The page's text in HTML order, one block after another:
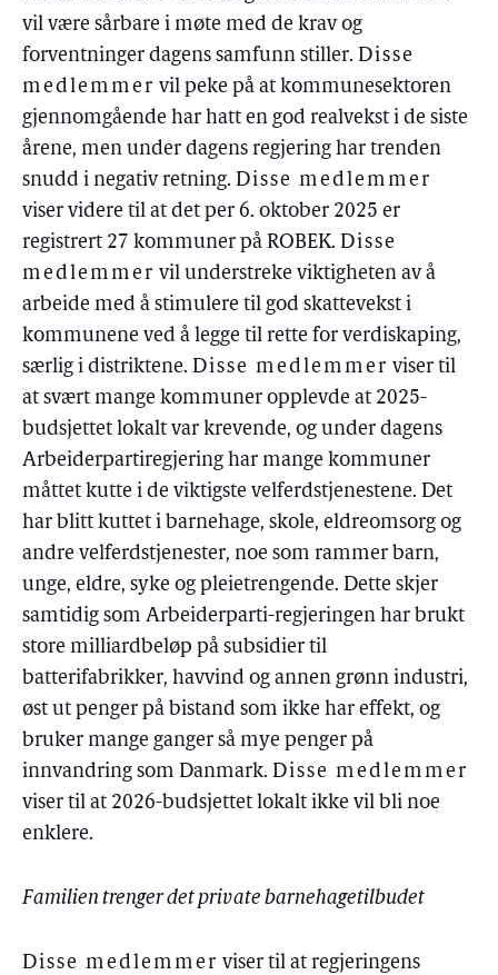
vil være sårbare i møte med de krav og
forventninger dagens samfunn stiller. Disse
medlemmer vil peke på at kommunesektoren
gjennomgående har hatt en god realvekst i de siste
årene, men under dagens regjering har trenden
snudd i negativ retning. Disse medlemmer
viser videre til at det per 6. oktober 2025 er
registrert 27 kommuner på ROBEK. Disse
medlemmer vil understreke viktigheten av å
arbeide med å stimulere til god skattevekst i
kommunene ved å legge til rette for verdiskaping,
særlig i distriktene. Disse medlemmer viser til
at svært mange kommuner opplevde at 2025-
budsjettet lokalt var krevende, og under dagens
Arbeiderpartiregjering har mange kommuner
måttet kutte i de viktigste velferdstjenestene. Det
har blitt kuttet i barnehage, skole, eldreomsorg og
andre velferdstjenester, noe som rammer barn,
unge, eldre, syke og pleietrengende. Dette skjer
samtidig som Arbeiderparti-regjeringen har brukt
store milliardbeløp på subsidier til
batterifabrikker, havvind og annen grønn industri,
øst ut penger på bistand som ikke har effekt, og
bruker mange ganger så mye penger på
innvandring som Danmark. Disse medlemmer
viser til at 2026-budsjettet lokalt ikke vil bli noe
enklere.
Familien trenger det private barnehagetilbudet
Disse medlemmer viser til at regjeringens